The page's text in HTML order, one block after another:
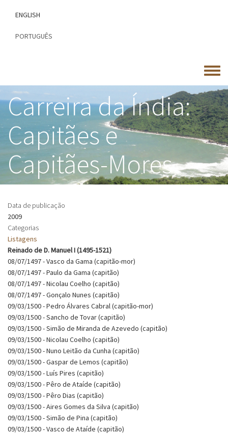
conteúdo
ENGLISH
PORTUGUÊS
Toggle
menu
Carreira da Índia:
Capitães e
Capitães-Mores
Data de publicação
2009
Categorias
Listagens
Reinado de D. Manuel I (1495-1521)
08/07/1497 - Vasco da Gama (capitão-mor)
08/07/1497 - Paulo da Gama (capitão)
08/07/1497 - Nicolau Coelho (capitão)
08/07/1497 - Gonçalo Nunes (capitão)
09/03/1500 - Pedro Álvares Cabral (capitão-mor)
09/03/1500 - Sancho de Tovar (capitão)
09/03/1500 - Simão de Miranda de Azevedo (capitão)
09/03/1500 - Nicolau Coelho (capitão)
09/03/1500 - Nuno Leitão da Cunha (capitão)
09/03/1500 - Gaspar de Lemos (capitão)
09/03/1500 - Luís Pires (capitão)
09/03/1500 - Pêro de Ataíde (capitão)
09/03/1500 - Pêro Dias (capitão)
09/03/1500 - Aires Gomes da Silva (capitão)
09/03/1500 - Simão de Pina (capitão)
09/03/1500 - Vasco de Ataíde (capitão)